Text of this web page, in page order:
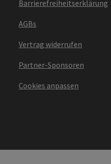
Barrierefreiheitserklärung
AGBs
Vertrag widerrufen
Partner-Sponsoren
Cookies anpassen